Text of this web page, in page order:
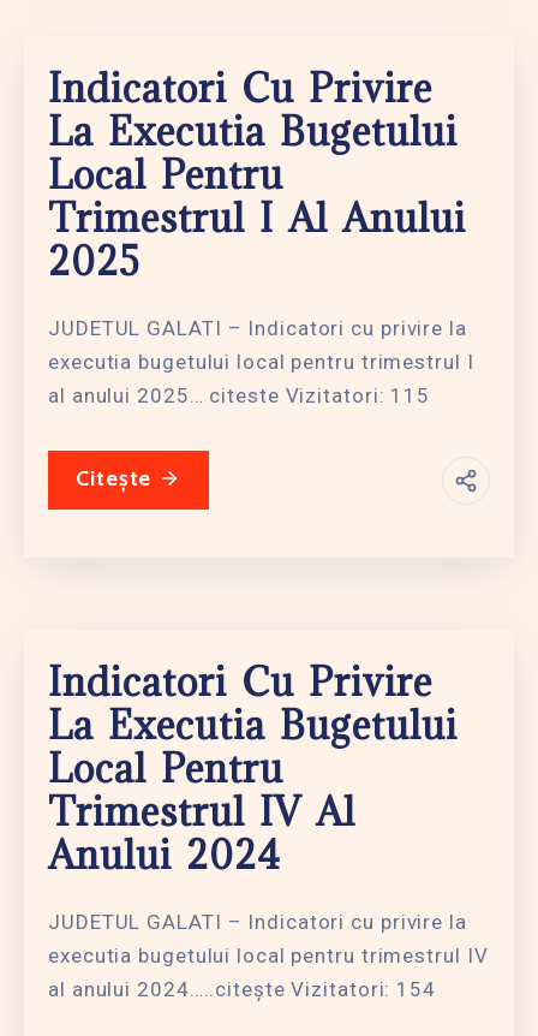
Indicatori Cu Privire
La Executia Bugetului
Local Pentru
Trimestrul I Al Anului
2025
JUDETUL GALATI – Indicatori cu privire la
executia bugetului local pentru trimestrul I
al anului 2025… citeste Vizitatori: 115
Citește
Indicatori Cu Privire
La Executia Bugetului
Local Pentru
Trimestrul IV Al
Anului 2024
JUDETUL GALATI – Indicatori cu privire la
executia bugetului local pentru trimestrul IV
al anului 2024…..citește Vizitatori: 154